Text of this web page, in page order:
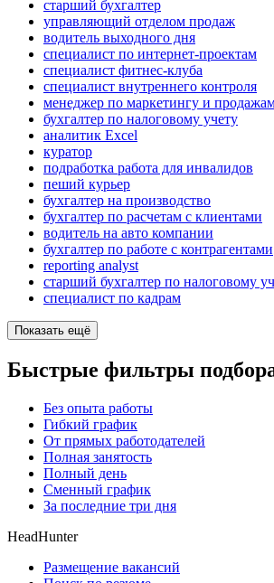
старший бухгалтер
управляющий отделом продаж
водитель выходного дня
специалист по интернет-проектам
специалист фитнес-клуба
специалист внутреннего контроля
менеджер по маркетингу и
бухгалтер по налоговому учету
аналитик Excel
куратор
подработка работа для инвалидов
пеший курьер
бухгалтер на производство
бухгалтер по расчетам с клиентами
водитель на авто компании
бухгалтер по работе с контрагентами
reporting analyst
старший бухгалтер по налоговому
специалист по кадрам
Показать ещё
Быстрые фильтры
Без опыта работы
Гибкий график
От прямых работодателей
Полная занятость
Полный день
Сменный график
За последние три дня
HeadHunter
Размещение вакансий